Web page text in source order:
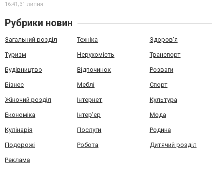
16:41,31 липня
Рубрики новин
Загальний розділ Техніка Здоров'я
Туризм Нерухомість Транспорт
Будівництво Відпочинок Розваги
Бізнес Меблі Спорт
Жіночий розділ Інтернет Культура
Економіка Інтер'єр Мода
Кулінарія Послуги Родина
Подорожі Робота Дитячий розділ
Реклама